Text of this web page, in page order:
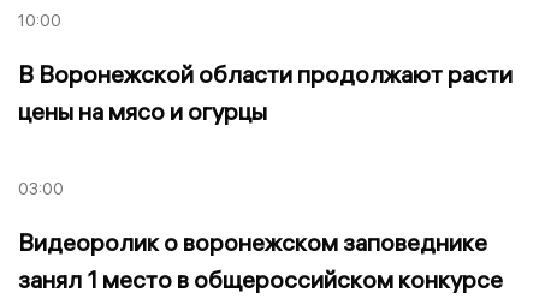
10:00
В Воронежской области продолжают расти
цены на мясо и огурцы
03:00
Видеоролик о воронежском заповеднике
занял 1 место в общероссийском конкурсе